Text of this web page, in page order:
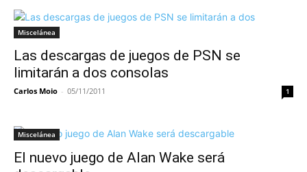
Miscelánea
Las descargas de juegos de PSN se
limitarán a dos consolas
Carlos Moio - 05/11/2011 1
Miscelánea
El nuevo juego de Alan Wake será